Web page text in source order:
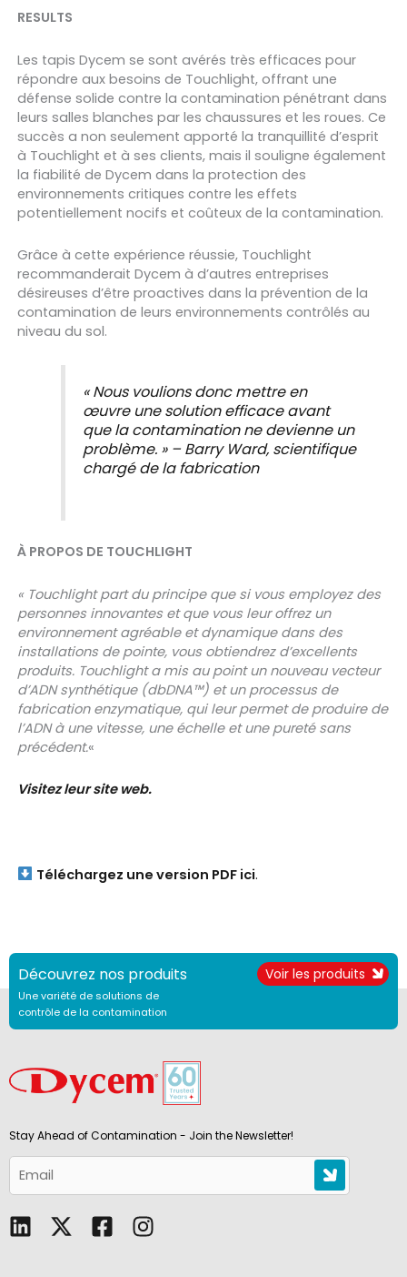
RESULTS
Les tapis Dycem se sont avérés très efficaces pour
répondre aux besoins de Touchlight, offrant une
défense solide contre la contamination pénétrant dans
leurs salles blanches par les chaussures et les roues. Ce
succès a non seulement apporté la tranquillité d’esprit
à Touchlight et à ses clients, mais il souligne également
la fiabilité de Dycem dans la protection des
environnements critiques contre les effets
potentiellement nocifs et coûteux de la contamination.
Grâce à cette expérience réussie, Touchlight
recommanderait Dycem à d’autres entreprises
désireuses d’être proactives dans la prévention de la
contamination de leurs environnements contrôlés au
niveau du sol.
« Nous voulions donc mettre en
œuvre une solution efficace avant
que la contamination ne devienne un
problème. » –Barry Ward, scientifique
chargé de la fabrication
À PROPOS DE TOUCHLIGHT
« Touchlight part du principe que si vous employez des
personnes innovantes et que vous leur offrez un
environnement agréable et dynamique dans des
installations de pointe, vous obtiendrez d’excellents
produits. Touchlight a mis au point un nouveau vecteur
d’ADN synthétique (dbDNA™) et un processus de
fabrication enzymatique, qui leur permet de produire de
l’ADN à une vitesse, une échelle et une pureté sans
précédent.«
Visitez leur site web.
Téléchargez une version PDF ici.
Découvrez nos produits
Une variété de solutions de
contrôle de la contamination
Voir les produits
Stay Ahead of Contamination - Join the Newsletter!
L F I